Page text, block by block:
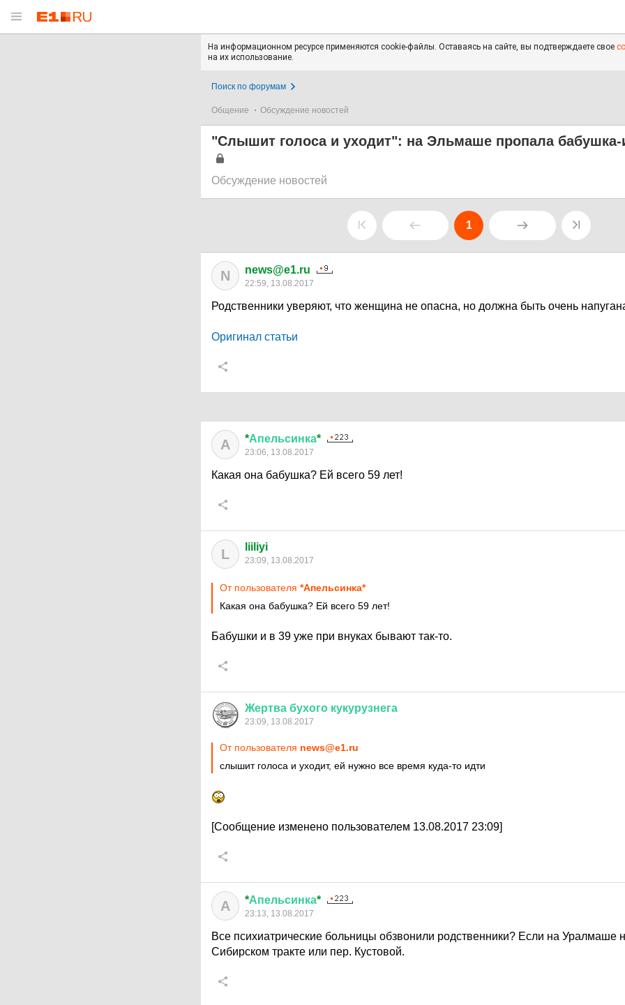
На информационном ресурсе применяются cookie-файлы. Оставаясь на сайте, вы подтверждаете свое
на их использование.
Поиск по форумам
Общение Обсуждение новостей
"Слышит голоса и уходит": на Эльмаше пропала бабушка-
Обсуждение новостей
1
N news@e1.ru
22:59, 13.08.2017
Родственники уверяют, что женщина не опасна, но должна быть очень
Оригинал статьи
А *Апельсинка*
23:06, 13.08.2017
Какая она бабушка? Ей всего 59 лет!
L liiliyi
23:09, 13.08.2017
От пользователя *Апельсинка*
Какая она бабушка? Ей всего 59 лет!
Бабушки и в 39 уже при внуках бывают так-то.
Жертва бухого кукурузнега
23:09, 13.08.2017
От пользователя news@e1.ru
слышит голоса и уходит, ей нужно все время куда-то идти
[Сообщение изменено пользователем 13.08.2017 23:09]
А *Апельсинка*
23:13, 13.08.2017
Все психиатрические больницы обзвонили родственники? Если на Уралмаше
Сибирском тракте или пер. Кустовой.